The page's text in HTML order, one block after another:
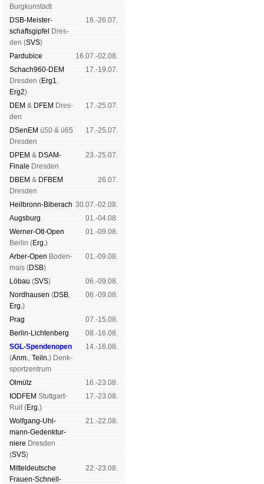
Burg­kun­stadt
DSB-Meister­
schafts­gipfel Dres­
den (SVS)
16.-26.07.
Pardu­bice
16.07.-02.08.
Schach960-DEM
Dres­den (Erg1,
Erg2)
17.-19.07.
DEM & DFEM Dres­
den
17.-25.07.
DSenEM ü50 & ü65
Dres­den
17.-25.07.
DPEM & DSAM-
Finale Dres­den
23.-25.07.
DBEM & DFBEM
Dres­den
26.07.
Heil­bronn-Bi­ber­ach 30.07.-02.08.
Augs­burg
01.-04.08.
Werner-Ott-Open
Ber­lin (Erg.)
01.-09.08.
Arber-Open Boden­
mais (DSB)
01.-09.08.
Lö­bau (SVS)
06.-09.08.
Nord­hau­sen (DSB,
Erg.)
06.-09.08.
Prag
07.-15.08.
Berlin-Lich­ten­berg
08.-16.08.
SGL-Spenden­open
(Anm., Teiln.) Denk­
sport­zen­trum
14.-16.08.
Ol­mütz
16.-23.08.
IODFEM Stutt­gart-
Ruit (Erg.)
17.-23.08.
Wolf­gang-Uhl­
mann-Ge­denk­tur­
niere Dres­den
(SVS)
21.-22.08.
Mit­tel­deu­tsche
Frauen-Schnell­
22.-23.08.